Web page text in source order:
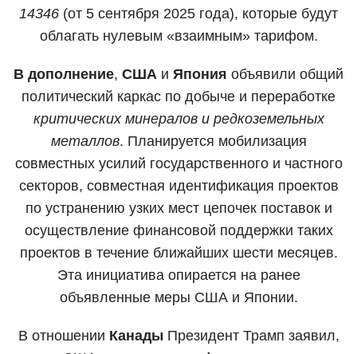
14346 (от 5 сентября 2025 года), которые будут
облагать нулевым «взаимным» тарифом.
В дополнение, США и Япония объявили общий
политический каркас по добыче и переработке
критических минералов и редкоземельных
металлов. Планируется мобилизация
совместных усилий государственного и частного
секторов, совместная идентификация проектов
по устранению узких мест цепочек поставок и
осуществление финансовой поддержки таких
проектов в течение ближайших шести месяцев.
Эта инициатива опирается на ранее
объявленные меры США и Японии.
В отношении КанадыПрезидент Трамп заявил,